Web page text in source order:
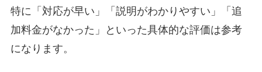
特に「対応が早い」「説明がわかりやすい」「追
加料金がなかった」といった具体的な評価は参考
になります。